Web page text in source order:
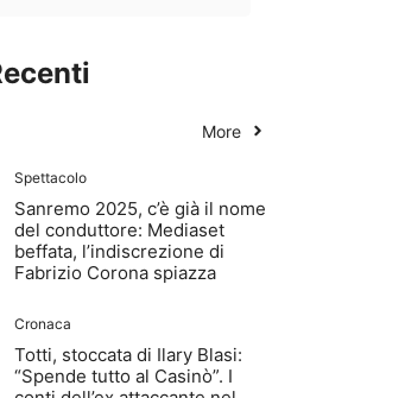
More
Spettacolo
Sanremo 2025, c’è già il nome
del conduttore: Mediaset
beffata, l’indiscrezione di
Fabrizio Corona spiazza
Cronaca
Totti, stoccata di Ilary Blasi:
“Spende tutto al Casinò”. I